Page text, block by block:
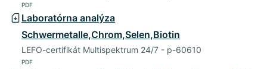
PDF
Laboratórna analýza
Schwermetalle,Chrom,Selen,Biotin
LEFO-certifikát Multispektrum 24/7 - p-60610
PDF